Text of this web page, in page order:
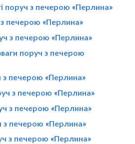
поруч з печерою «Перлина»
з печерою «Перлина»
з печерою «Перлина»
поруч з печерою
з печерою «Перлина»
з печерою «Перлина»
з печерою «Перлина»
з печерою «Перлина»
з печерою «Перлина»